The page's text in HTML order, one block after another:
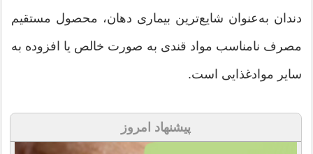
دندان به‌عنوان شایع‌ترین بیماری دهان، محصول مستقیم
مصرف نامناسب مواد قندی به صورت خالص یا افزوده به
سایر موادغذایی است.
پیشنهاد امروز